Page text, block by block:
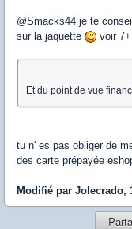
@Smacks44 je te
sur la jaquette
voir 7+
Et du point de vue
tu n' es pas obliger de
des carte prépayée
Modifié par Jolecrado,